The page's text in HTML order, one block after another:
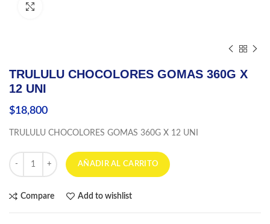
TRULULU CHOCOLORES GOMAS 360G X
12 UNI
$18,800
TRULULU CHOCOLORES GOMAS 360G X 12 UNI
TRULULU CHOCOLORES GOMAS 360G X 12 UNI cantidad
AÑADIR AL CARRITO
Compare Add to wishlist